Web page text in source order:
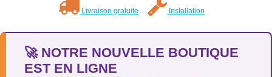
Livraison gratuite Installation
🚀 NOTRE NOUVELLE BOUTIQUE
EST EN LIGNE